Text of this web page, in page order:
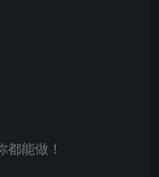
能做！